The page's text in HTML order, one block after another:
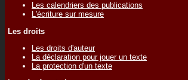
Les calendriers des publications
L'écriture sur mesure
Les droits
Les droits d'auteur
La déclaration pour jouer un texte
La protection d'un texte